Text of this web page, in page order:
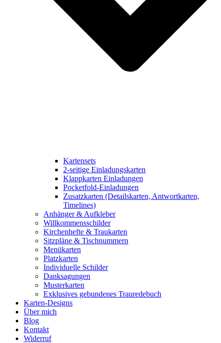
Kartensets
2-seitige Einladungskarten
Klappkarten Einladungen
Pocketfold-Einladungen
Zusatzkarten (Detailskarten, Antwortkarten,
Timelines)
Anhänger & Aufkleber
Willkommensschilder
Kirchenhefte & Traukarten
Sitzpläne & Tischnummern
Menükarten
Platzkarten
Individuelle Schilder
Danksagungen
Musterkarten
Exklusives gebundenes Trauredebuch
Karten-Designs
Über mich
Blog
Kontakt
Widerruf